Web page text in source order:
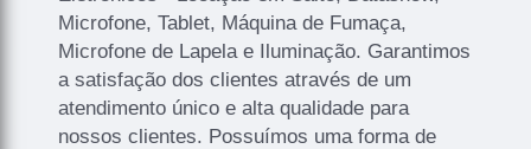
Microfone, Tablet, Máquina de Fumaça,
Microfone de Lapela e Iluminação. Garantimos
a satisfação dos clientes através de um
atendimento único e alta qualidade para
nossos clientes. Possuímos uma forma de